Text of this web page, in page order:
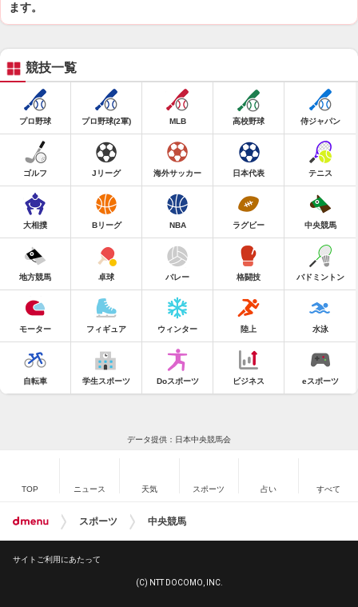
ます。
競技一覧
プロ野球 プロ野球(2軍) MLB 高校野球 侍ジャパン
ゴルフ Jリーグ 海外サッカー 日本代表 テニス
大相撲 Bリーグ NBA ラグビー 中央競馬
地方競馬 卓球 バレー 格闘技 バドミントン
モーター フィギュア ウィンター 陸上 水泳
自転車 学生スポーツ Doスポーツ ビジネス eスポーツ
データ提供：日本中央競馬会
TOP ニュース 天気 スポーツ 占い すべて
スポーツ 中央競馬
サイトご利用にあたって
(C) NTT DOCOMO, INC.